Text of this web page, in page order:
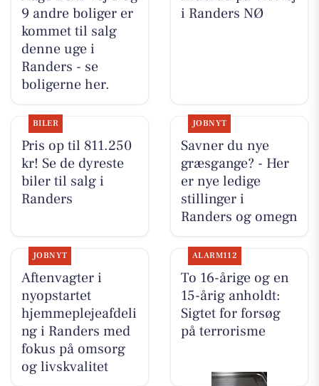
9 andre boliger er
kommet til salg
denne uge i
Randers - se
boligerne her.
i Randers NØ
BILER
Pris op til 811.250
kr! Se de dyreste
biler til salg i
Randers
JOBNYT
Savner du nye
græsgange? - Her
er nye ledige
stillinger i
Randers og omegn
JOBNYT
Aftenvagter i
nyopstartet
hjemmeplejeafdeli
ng i Randers med
fokus på omsorg
og livskvalitet
ALARM112
To 16-årige og en
15-årig anholdt:
Sigtet for forsøg
på terrorisme